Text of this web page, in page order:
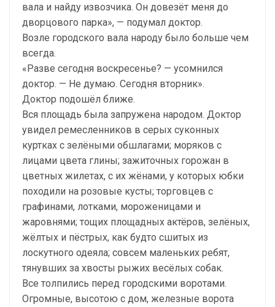
вала и найду извозчика. Он довезёт меня до
дворцового парка», — подумал доктор.
Возле городского вала народу было больше чем
всегда.
«Разве сегодня воскресенье? — усомнился
доктор. — Не думаю. Сегодня вторник».
Доктор подошёл ближе.
Вся площадь была запружена народом. Доктор
увидел ремесленников в серых суконных
куртках с зелёными обшлагами; моряков с
лицами цвета глины; зажиточных горожан в
цветных жилетах, с их жёнами, у которых юбки
походили на розовые кусты; торговцев с
графинами, лотками, мороженицами и
жаровнями; тощих площадных актёров, зелёных,
жёлтых и пёстрых, как будто сшитых из
лоскутного одеяла; совсем маленьких ребят,
тянувших за хвосты рыжих весёлых собак.
Все толпились перед городскими воротами.
Огромные, высотою с дом, железные ворота